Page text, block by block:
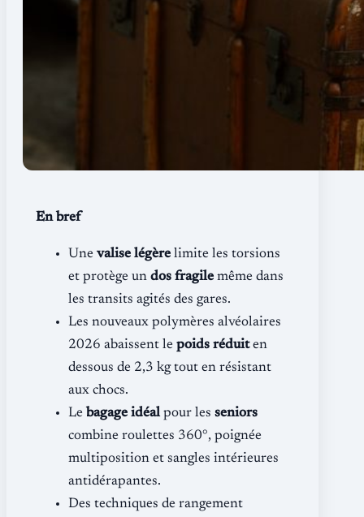
En bref
Une valise légère limite les torsions
et protège un dos fragile même dans
les transits agités des gares.
Les nouveaux polymères alvéolaires
2026 abaissent le poids réduiten
dessous de 2,3 kg tout en résistant
aux chocs.
Le bagage idéalpour les seniors
combine roulettes 360°, poignée
multiposition et sangles intérieures
antidérapantes.
Des techniques de rangement